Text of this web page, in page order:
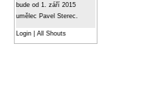
bude od 1. září 2015
umělec Pavel Sterec.
Login All Shouts